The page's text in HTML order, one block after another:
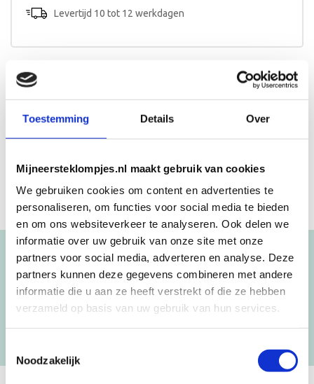
Toestemming Details Over
Mijneersteklompjes.nl maakt gebruik van cookies
We gebruiken cookies om content en advertenties te
personaliseren, om functies voor social media te bieden
en om ons websiteverkeer te analyseren. Ook delen we
informatie over uw gebruik van onze site met onze
partners voor social media, adverteren en analyse. Deze
partners kunnen deze gegevens combineren met andere
informatie die u aan ze heeft verstrekt of die ze hebben
verzameld op basis van uw gebruik van hun services.
Noodzakelijk
Levertijd 10 tot 12 werkdagen
Beschrijving Aanvullende informatie
Blijf op de hoogte!
NIEUWSBRIEF